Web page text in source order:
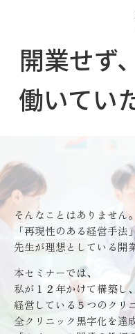
開業せず
働いてい
そんなことはありません。
「再現性のある経営手法
先生が理想としている開
本セミナーでは、
私が１２年かけて構築し、
経営している５つのクリ
全クリニック黒字化を達